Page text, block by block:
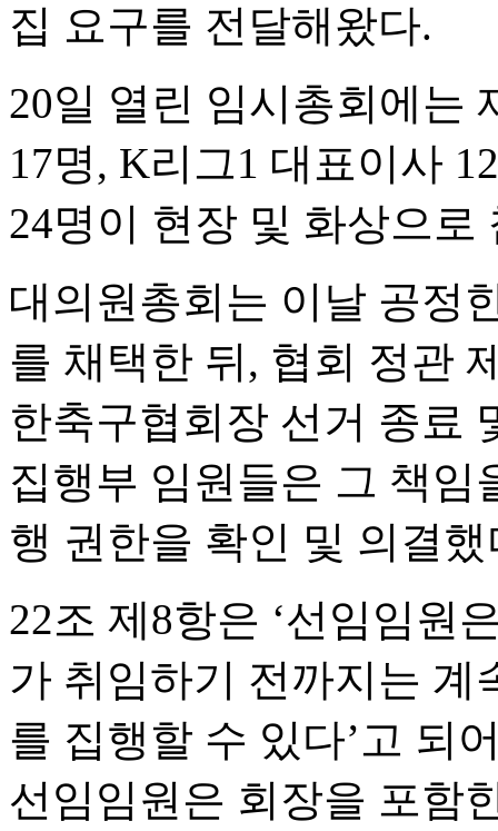
집 요구를 전달해왔다.
20일 열린 임시총회에는
17명, K리그1 대표이사
24명이 현장 및 화상으로
대의원총회는 이날 공정
를 채택한 뒤, 협회 정관
한축구협회장 선거 종료
집행부 임원들은 그 책임
행 권한을 확인 및 의결했
22조 제8항은 ‘선임임원
가 취임하기 전까지는 계
를 집행할 수 있다’고 되
선임임원은 회장을 포함